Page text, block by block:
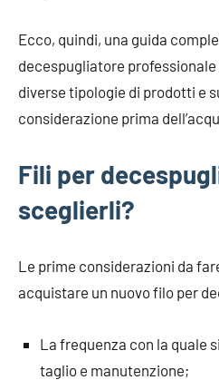
Ecco, quindi, una guida
decespugliatore
diverse tipologie di prodotti e
considerazione prima
Fili per
sceglierli?
Le prime considerazioni da
acquistare un nuovo filo per
La frequenza con la quale
taglio e manutenzione;